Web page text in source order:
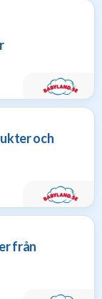
och
från